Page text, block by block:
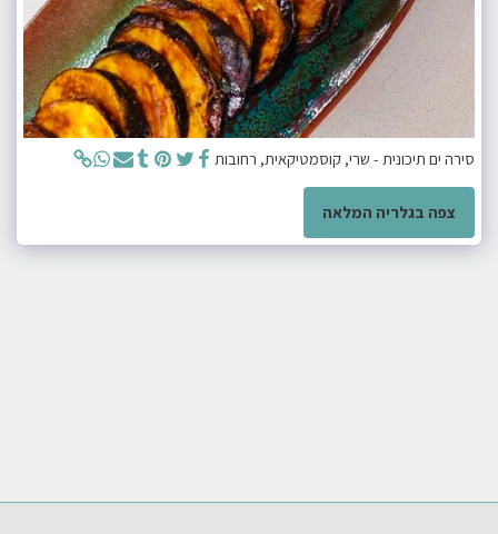
סירה ים תיכונית - שרי, קוסמטיקאית, רחובות
צפה בגלריה המלאה